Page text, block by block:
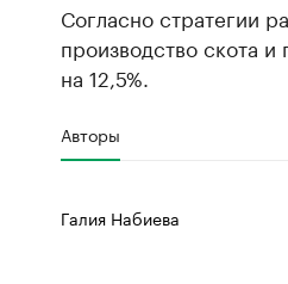
Согласно стратегии
производство скота
на 12,5%.
Авторы
Галия Набиева